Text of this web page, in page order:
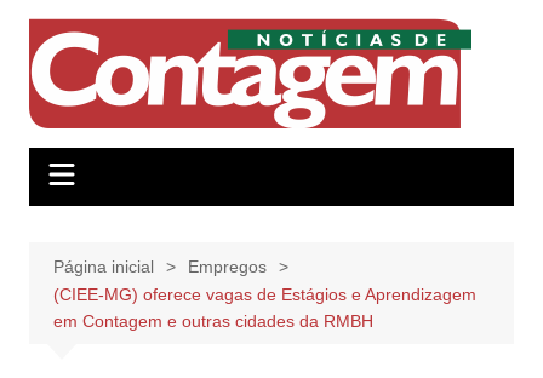
conteúdo
Página inicial
Empregos
(CIEE-MG) oferece vagas de Estágios e Aprendizagem
em Contagem e outras cidades da RMBH